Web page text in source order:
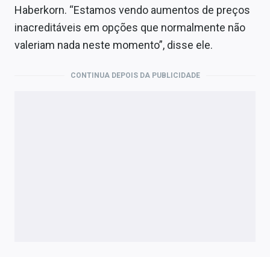
Haberkorn. “Estamos vendo aumentos de preços
inacreditáveis em opções que normalmente não
valeriam nada neste momento”, disse ele.
CONTINUA DEPOIS DA PUBLICIDADE